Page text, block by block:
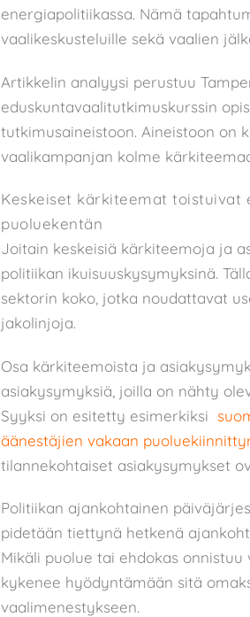
energiapolitiikassa. Nämä
vaalikeskusteluille sekä vaalien
Artikkelin analyysi perustuu
eduskuntavaalitutkimuskurssin
tutkimusaineistoon. Aineistoon on
vaalikampanjan kolme
Keskeiset kärkiteemat toistuivat
puoluekentän
Joitain keskeisiä kärkiteemoja ja
politiikan ikuisuuskysymyksinä.
sektorin koko, jotka noudattavat
jakolinjoja.
Osa kärkiteemoista ja
asiakysymyksiä, joilla on nähty
Syyksi on esitetty esimerkiksi
äänestäjien vakaan
tilannekohtaiset asiakysymykset
Politiikan ajankohtainen
pidetään tiettynä hetkenä
Mikäli puolue tai ehdokas
kykenee hyödyntämään sitä
vaalimenestykseen.